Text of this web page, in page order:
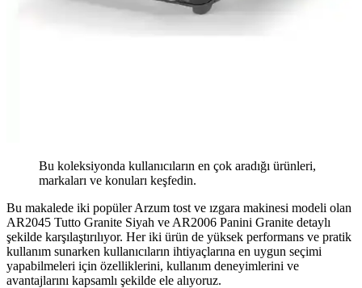
Bu koleksiyonda kullanıcıların en çok aradığı ürünleri,
markaları ve konuları keşfedin.
Bu makalede iki popüler Arzum tost ve ızgara makinesi modeli olan
AR2045 Tutto Granite Siyah ve AR2006 Panini Granite detaylı
şekilde karşılaştırılıyor. Her iki ürün de yüksek performans ve pratik
kullanım sunarken kullanıcıların ihtiyaçlarına en uygun seçimi
yapabilmeleri için özelliklerini, kullanım deneyimlerini ve
avantajlarını kapsamlı şekilde ele alıyoruz.